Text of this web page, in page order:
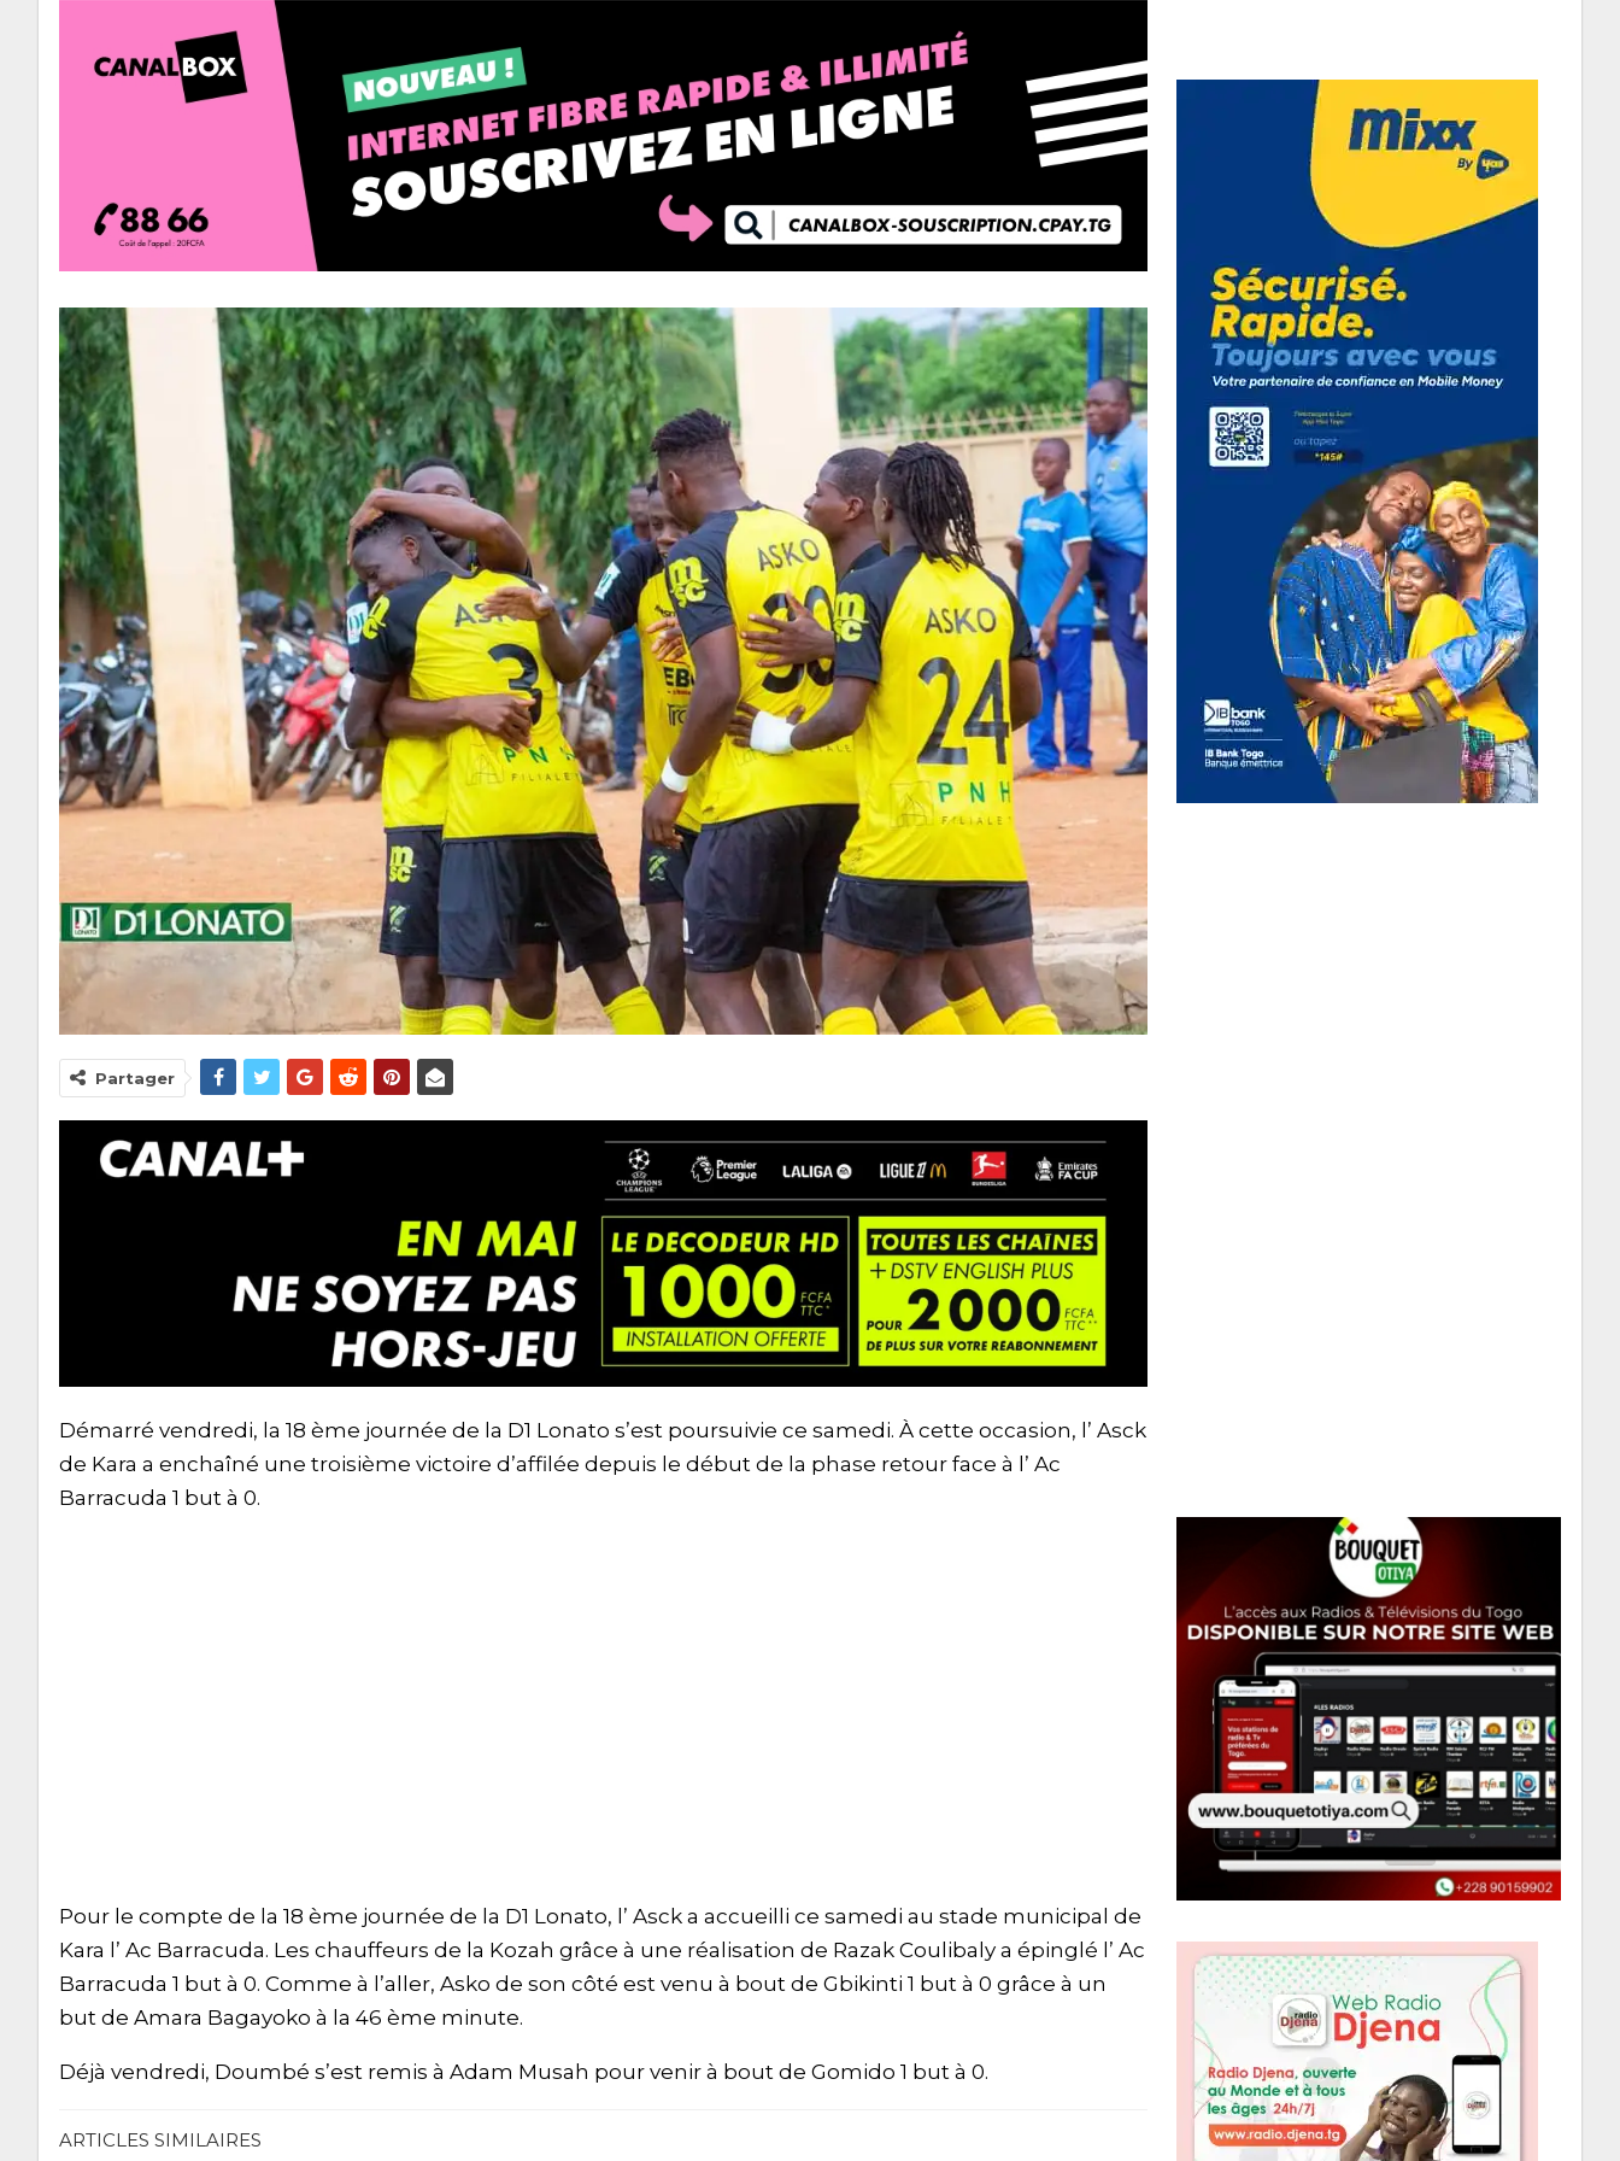
Partager
Démarré vendredi, la 18 ème journée de la D1 Lonato s’est poursuivie ce samedi. À cette occasion, l’ Asck
de Kara a enchaîné une troisième victoire d’affilée depuis le début de la phase retour face à l’ Ac
Barracuda 1 but à 0.
Pour le compte de la 18 ème journée de la D1 Lonato, l’ Asck a accueilli ce samedi au stade municipal de
Kara l’ Ac Barracuda. Les chauffeurs de la Kozah grâce à une réalisation de Razak Coulibaly a épinglé l’ Ac
Barracuda 1 but à 0. Comme à l’aller, Asko de son côté est venu à bout de Gbikinti 1 but à 0 grâce à un
but de Amara Bagayoko à la 46 ème minute.
Déjà vendredi, Doumbé s’est remis à Adam Musah pour venir à bout de Gomido 1 but à 0.
ARTICLES SIMILAIRES